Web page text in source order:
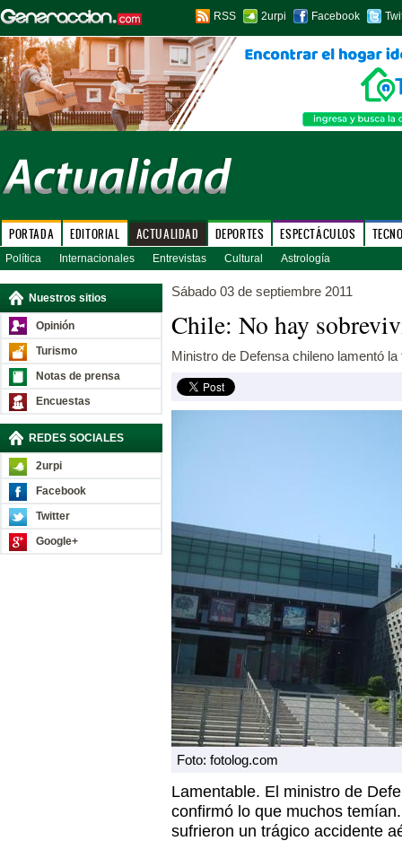
RSS 2urpi Facebook
PORTADA EDITORIAL ACTUALIDAD DEPORTES ESPECTÁCULOS
Política Internacionales Entrevistas Cultural Astrología
Nuestros sitios
Opinión
Turismo
Notas de prensa
Encuestas
REDES SOCIALES
2urpi
Facebook
Twitter
Google+
Sábado 03 de septiembre 2011
Chile: No hay
Ministro de Defensa chileno lamentó la
Foto: fotolog.com
Lamentable. El ministro de
confirmó lo que muchos
sufrieron un trágico accidente